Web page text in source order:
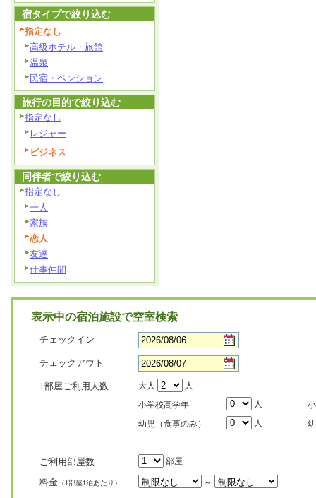
宿タイプで絞り込む
指定なし
高級ホテル・旅館
温泉
民宿・ペンション
旅行の目的で絞り込む
指定なし
レジャー
ビジネス
同伴者で絞り込む
指定なし
一人
家族
恋人
友達
仕事仲間
表示中の宿泊施設で空室検索
チェックイン
チェックアウト
1部屋ご利用人数 大人
人
小学校高学年
人
幼児（食事のみ）
人
ご利用部屋数 部屋
料金 （1部屋1泊あたり） ～